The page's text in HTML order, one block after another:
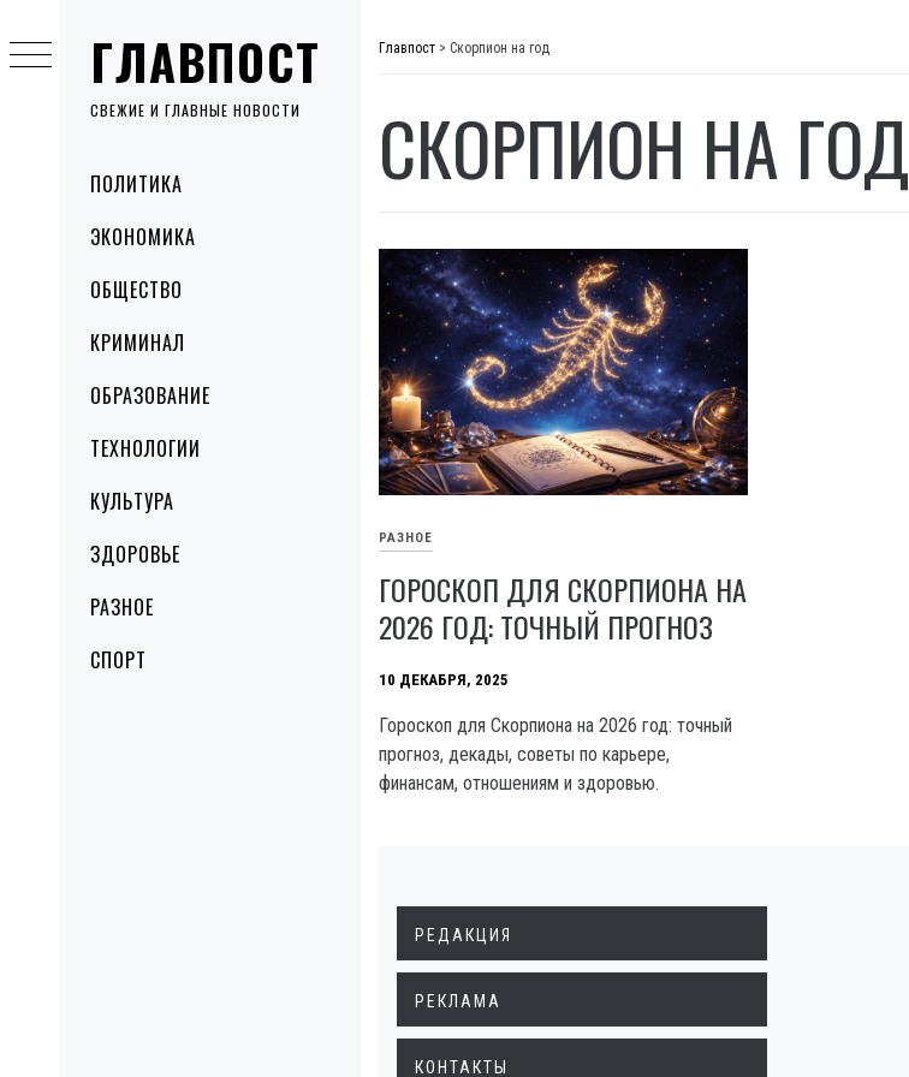
ГЛАВПОСТ
СВЕЖИЕ И ГЛАВНЫЕ НОВОСТИ
MenuПОЛИТИКА
ЭКОНОМИКА
ОБЩЕСТВО
КРИМИНАЛ
ОБРАЗОВАНИЕ
ТЕХНОЛОГИИ
КУЛЬТУРА
ЗДОРОВЬЕ
РАЗНОЕ
СПОРТ
to
content
Главпост > Скорпион на год
СКОРПИОН НА ГОД
РАЗНОЕ
ГОРОСКОП ДЛЯ СКОРПИОНА НА
2026 ГОД: ТОЧНЫЙ ПРОГНОЗ
10 ДЕКАБРЯ, 2025
Гороскоп для Скорпиона на 2026 год: точный
прогноз, декады, советы по карьере,
финансам, отношениям и здоровью.
РЕДАКЦИЯ
РЕКЛАМА
КОНТАКТЫ